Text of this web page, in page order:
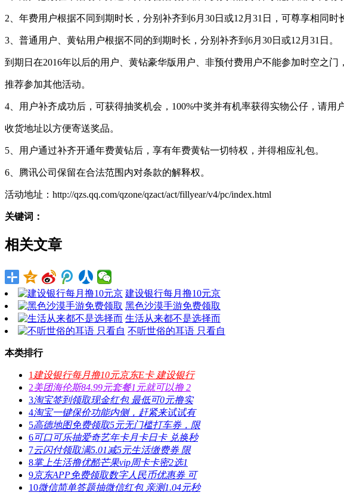
2、年费用户根据不同到期时长，分别补齐到6月30日或12月31日，可尊享相同时
3、普通用户、黄钻用户根据不同的到期时长，分别补齐到6月30日或12月31日。
到期日在2016年以后的用户、黄钻豪华版用户、非预付费用户不能参加时空之门，
推荐参加其他活动。
4、用户补齐成功后，可获得抽奖机会，100%中奖并有机率获得实物公仔，请用
收货地址以方便寄送奖品。
5、用户通过补齐开通年费黄钻后，享有年费黄钻一切特权，并得相应礼包。
6、腾讯公司保留在合法范围内对条款的解释权。
活动地址：http://qzs.qq.com/qzone/qzact/act/fillyear/v4/pc/index.html
关键词：
相关文章
建设银行每月撸10元京
黑色沙漠手游免费领取
生活从来都不是选择而
不听世俗的耳语 只看自
本类排行
1 建设银行每月撸10元京东E卡 建设银行
2美团海伦斯84.99元套餐1元就可以撸 2
3淘宝签到领取现金红包 最低可0元撸实
4淘宝一键保价功能内侧，赶紧来试试有
5高德地图免费领取5元无门槛打车券，限
6可口可乐抽爱奇艺年卡月卡日卡 兑换秒
7云闪付领取满5.01减5元生活缴费券 限
8掌上生活撸优酷芒果vip周卡卡密2选1
9京东APP免费领取数字人民币优惠券 可
10微信简单答题抽微信红包 亲测1.04元秒